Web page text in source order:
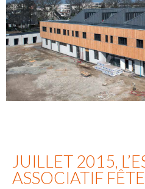
JUILLET 2015,
ASSOCIATIF